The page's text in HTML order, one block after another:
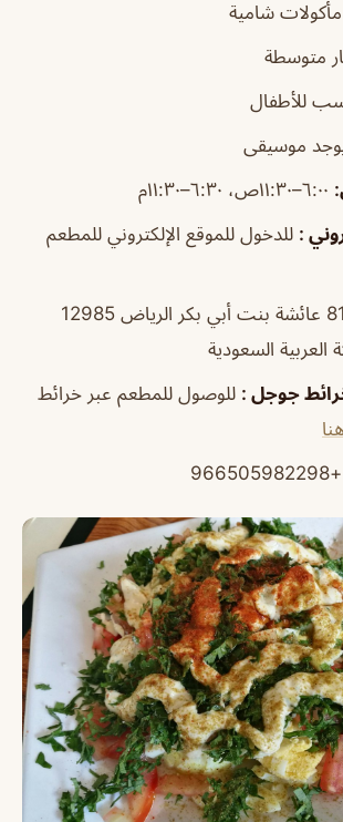
شامية
متوسطة
للأطفال
موسيقى
:
: للدخول للموقع الإلكتروني للمطعم
8110 عائشة بنت أبي بكر الرياض 12985
جوجل : للوصول للمطعم عبر خرائط
+966505982298